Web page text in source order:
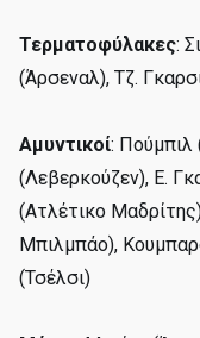
Τερματοφύλακες:
(Άρσεναλ), Τζ.
Αμυντικοί: Πούμπιλ
(Λεβερκούζεν), Ε.
(Ατλέτικο
Μπιλμπάο),
(Τσέλσι)